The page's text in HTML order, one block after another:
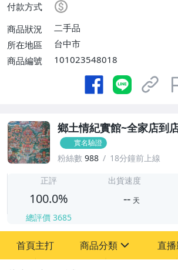
付款方式
商品狀況
二手品
所在地區
台中市
商品編號
101023548018
鄉土情紀實館~全家店到
實名驗證
粉絲數 988 18分鐘前上線
正評
100.0%
總評價 3685
出貨速度
-- 天
首頁主打 商品分類 直